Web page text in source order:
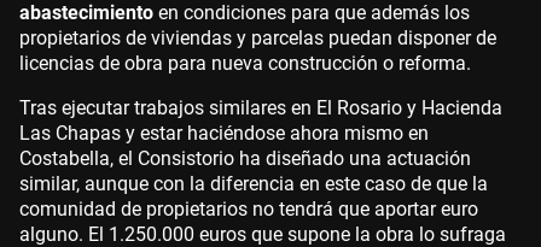
abastecimiento en condiciones para que además los
propietarios de viviendas y parcelas puedan disponer de
licencias de obra para nueva construcción o reforma.
Tras ejecutar trabajos similares en El Rosario y Hacienda
Las Chapas y estar haciéndose ahora mismo en
Costabella, el Consistorio ha diseñado una actuación
similar, aunque con la diferencia en este caso de que la
comunidad de propietarios no tendrá que aportar euro
alguno. El 1.250.000 euros que supone la obra lo sufraga